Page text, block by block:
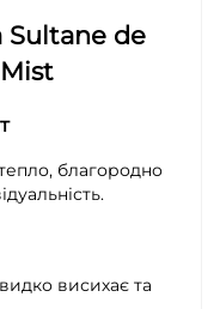
Sultane de
благородно
висихає та